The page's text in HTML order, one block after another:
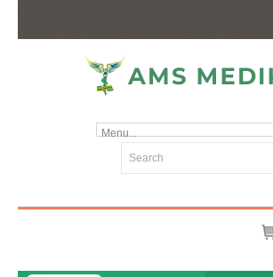
Menu...